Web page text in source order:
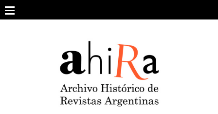
content
ARCHIVO DE REVISTAS
ESTUDIOS CRÍTICOS